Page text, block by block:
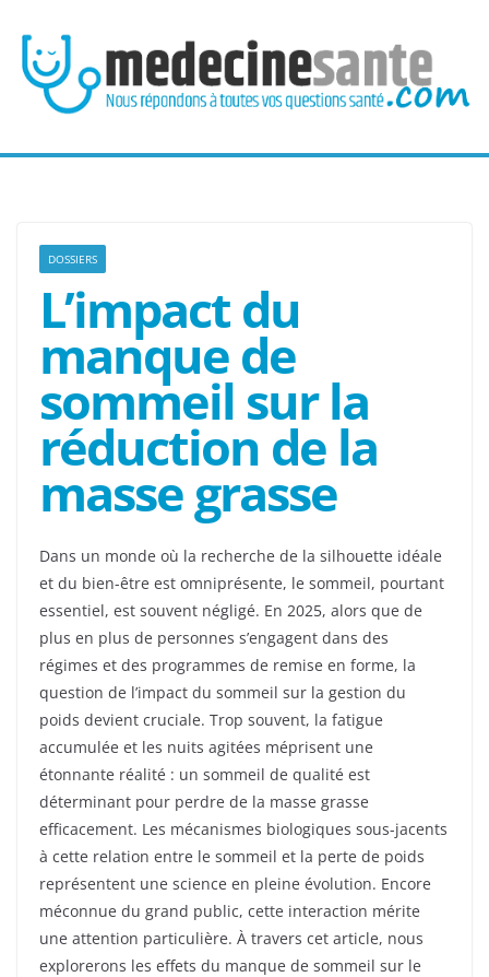
contenu
DOSSIERS
L’impact du
manque de
sommeil sur la
réduction de la
masse grasse
Dans un monde où la recherche de la silhouette idéale
et du bien-être est omniprésente, le sommeil, pourtant
essentiel, est souvent négligé. En 2025, alors que de
plus en plus de personnes s’engagent dans des
régimes et des programmes de remise en forme, la
question de l’impact du sommeil sur la gestion du
poids devient cruciale. Trop souvent, la fatigue
accumulée et les nuits agitées méprisent une
étonnante réalité : un sommeil de qualité est
déterminant pour perdre de la masse grasse
efficacement. Les mécanismes biologiques sous-jacents
à cette relation entre le sommeil et la perte de poids
représentent une science en pleine évolution. Encore
méconnue du grand public, cette interaction mérite
une attention particulière. À travers cet article, nous
explorerons les effets du manque de sommeil sur le